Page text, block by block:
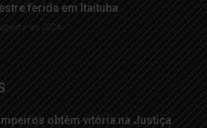
ferida em Itaituba
de 2026
obtêm vitória na Justiça